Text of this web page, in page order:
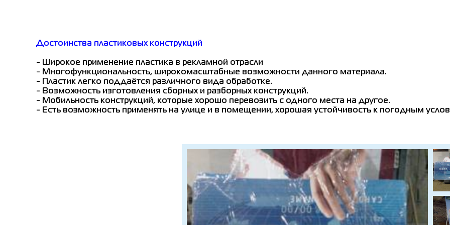
Достоинства пластиковых конструкций
- Широкое применение пластика в рекламной отрасли
- Многофункциональность, широкомасштабные возможности данного материала.
- Пластик легко поддаётся различного вида обработке.
- Возможность изготовления сборных и разборных конструкций.
- Мобильность конструкций, которые хорошо перевозить с одного места на другое.
- Есть возможность применять на улице и в помещении, хорошая устойчивость к погодным